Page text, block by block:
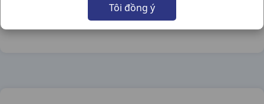
Tôi đồng ý